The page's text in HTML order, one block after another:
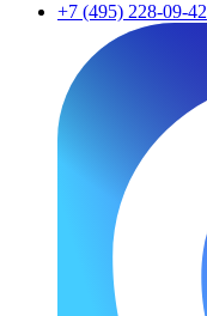
+7 (495) 228-09-42